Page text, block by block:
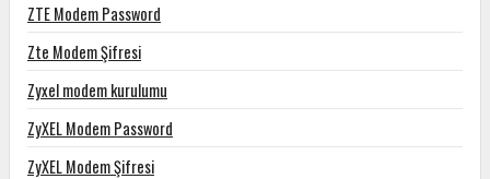
ZTE Modem Password
Zte Modem Şifresi
Zyxel modem kurulumu
ZyXEL Modem Password
ZyXEL Modem Şifresi